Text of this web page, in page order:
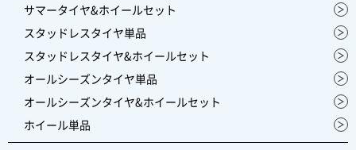
サマータイヤ&ホイールセット
スタッドレスタイヤ単品
スタッドレスタイヤ&ホイールセット
オールシーズンタイヤ単品
オールシーズンタイヤ&ホイールセット
ホイール単品